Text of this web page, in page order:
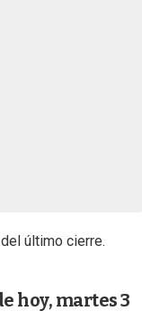
último cierre.
hoy, martes 3